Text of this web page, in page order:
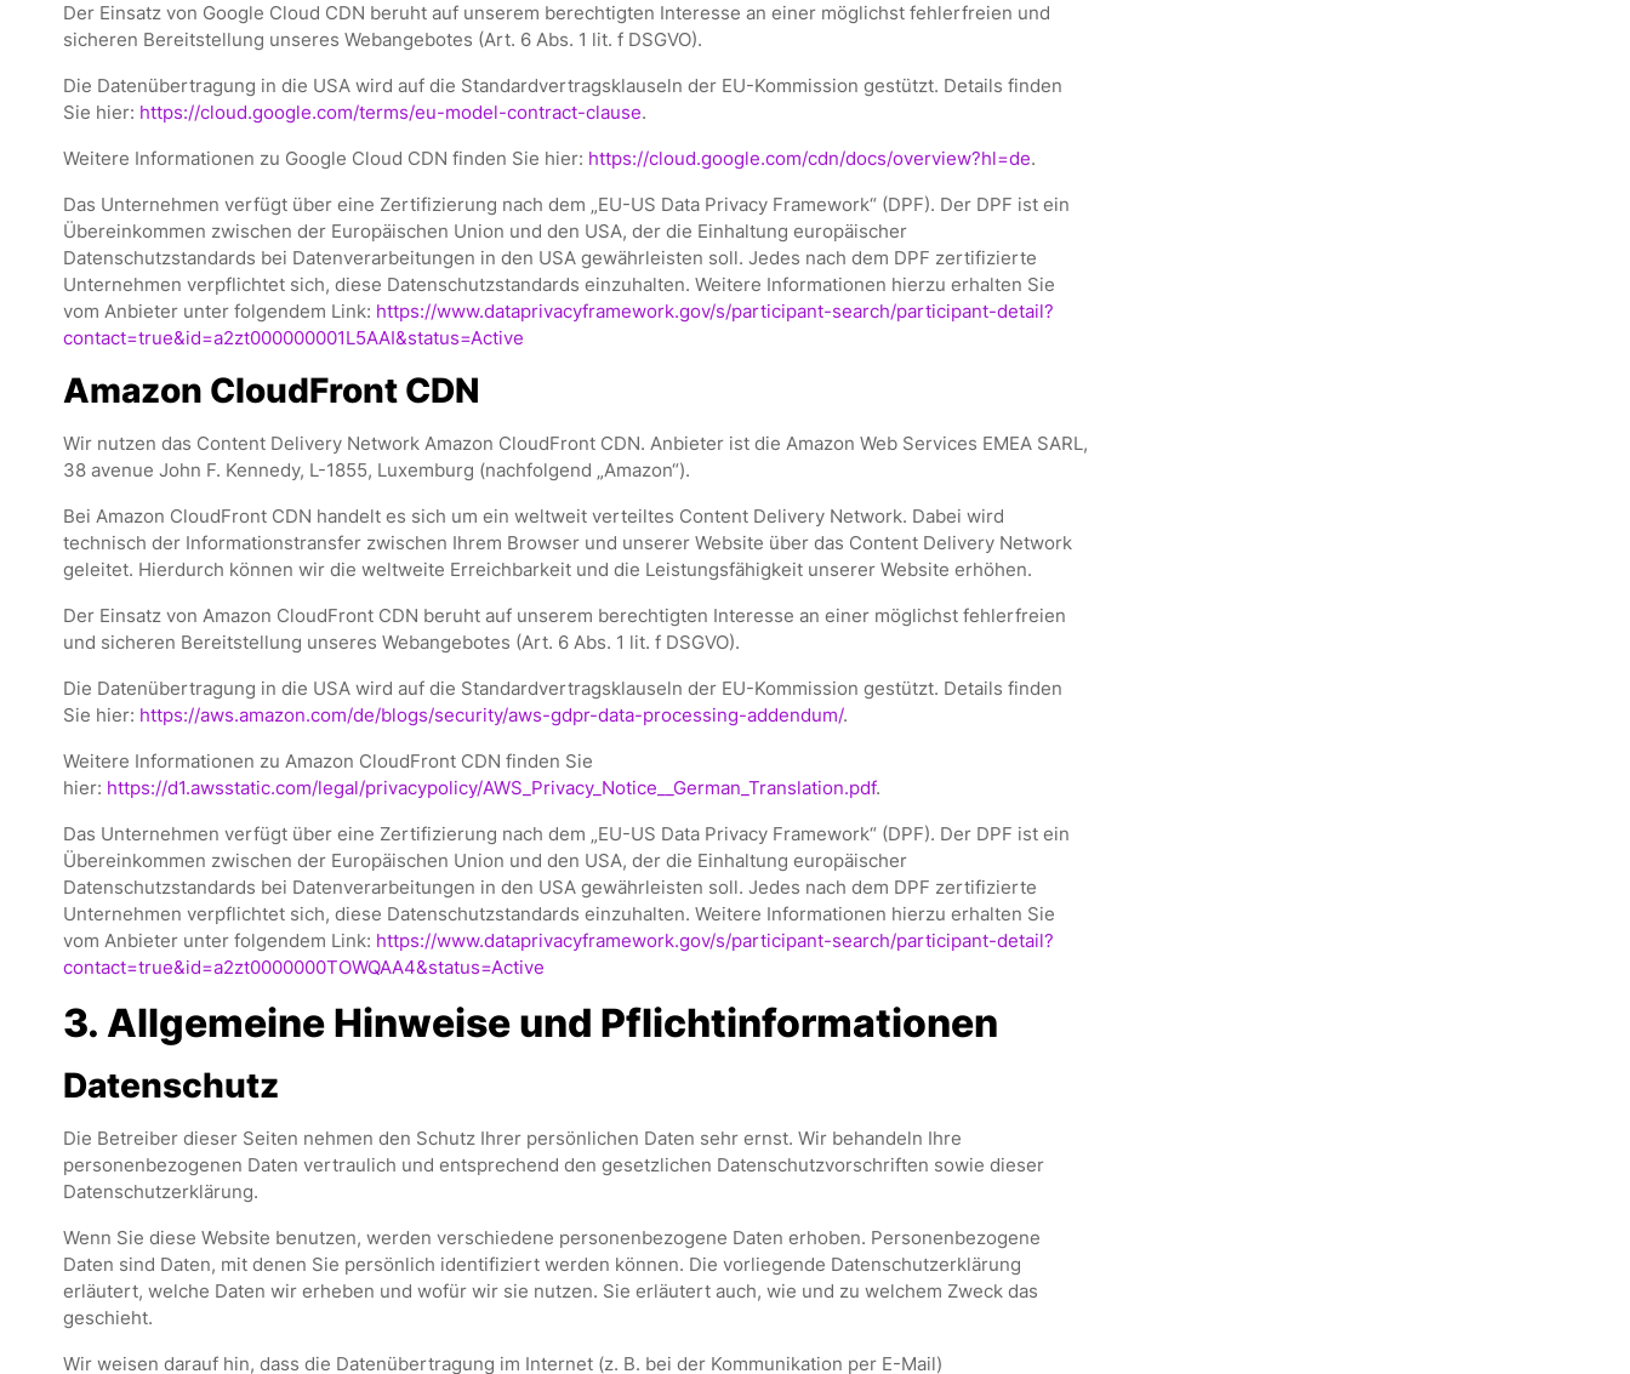
Der Einsatz von Google Cloud CDN beruht auf unserem berechtigten Interesse an einer möglichst fehlerfreien und
sicheren Bereitstellung unseres Webangebotes (Art. 6 Abs. 1 lit. f DSGVO).
Die Datenübertragung in die USA wird auf die Standardvertragsklauseln der EU-Kommission gestützt. Details finden
Sie hier: https://cloud.google.com/terms/eu-model-contract-clause.
Weitere Informationen zu Google Cloud CDN finden Sie hier: https://cloud.google.com/cdn/docs/overview?hl=de.
Das Unternehmen verfügt über eine Zertifizierung nach dem „EU-US Data Privacy Framework“ (DPF). Der DPF ist ein
Übereinkommen zwischen der Europäischen Union und den USA, der die Einhaltung europäischer
Datenschutzstandards bei Datenverarbeitungen in den USA gewährleisten soll. Jedes nach dem DPF zertifizierte
Unternehmen verpflichtet sich, diese Datenschutzstandards einzuhalten. Weitere Informationen hierzu erhalten Sie
vom Anbieter unter folgendem Link: https://www.dataprivacyframework.gov/s/participant-search/participant-detail?
contact=true&id=a2zt000000001L5AAI&status=Active
Amazon CloudFront CDN
Wir nutzen das Content Delivery Network Amazon CloudFront CDN. Anbieter ist die Amazon Web Services EMEA SARL,
38 avenue John F. Kennedy, L-1855, Luxemburg (nachfolgend „Amazon“).
Bei Amazon CloudFront CDN handelt es sich um ein weltweit verteiltes Content Delivery Network. Dabei wird
technisch der Informationstransfer zwischen Ihrem Browser und unserer Website über das Content Delivery Network
geleitet. Hierdurch können wir die weltweite Erreichbarkeit und die Leistungsfähigkeit unserer Website erhöhen.
Der Einsatz von Amazon CloudFront CDN beruht auf unserem berechtigten Interesse an einer möglichst fehlerfreien
und sicheren Bereitstellung unseres Webangebotes (Art. 6 Abs. 1 lit. f DSGVO).
Die Datenübertragung in die USA wird auf die Standardvertragsklauseln der EU-Kommission gestützt. Details finden
Sie hier: https://aws.amazon.com/de/blogs/security/aws-gdpr-data-processing-addendum/.
Weitere Informationen zu Amazon CloudFront CDN finden Sie
hier: https://d1.awsstatic.com/legal/privacypolicy/AWS_Privacy_Notice__German_Translation.pdf.
Das Unternehmen verfügt über eine Zertifizierung nach dem „EU-US Data Privacy Framework“ (DPF). Der DPF ist ein
Übereinkommen zwischen der Europäischen Union und den USA, der die Einhaltung europäischer
Datenschutzstandards bei Datenverarbeitungen in den USA gewährleisten soll. Jedes nach dem DPF zertifizierte
Unternehmen verpflichtet sich, diese Datenschutzstandards einzuhalten. Weitere Informationen hierzu erhalten Sie
vom Anbieter unter folgendem Link: https://www.dataprivacyframework.gov/s/participant-search/participant-detail?
contact=true&id=a2zt0000000TOWQAA4&status=Active
3. Allgemeine Hinweise und Pflicht­informationen
Datenschutz
Die Betreiber dieser Seiten nehmen den Schutz Ihrer persönlichen Daten sehr ernst. Wir behandeln Ihre
personenbezogenen Daten vertraulich und entsprechend den gesetzlichen Datenschutzvorschriften sowie dieser
Datenschutzerklärung.
Wenn Sie diese Website benutzen, werden verschiedene personenbezogene Daten erhoben. Personenbezogene
Daten sind Daten, mit denen Sie persönlich identifiziert werden können. Die vorliegende Datenschutzerklärung
erläutert, welche Daten wir erheben und wofür wir sie nutzen. Sie erläutert auch, wie und zu welchem Zweck das
geschieht.
Wir weisen darauf hin, dass die Datenübertragung im Internet (z. B. bei der Kommunikation per E-Mail)